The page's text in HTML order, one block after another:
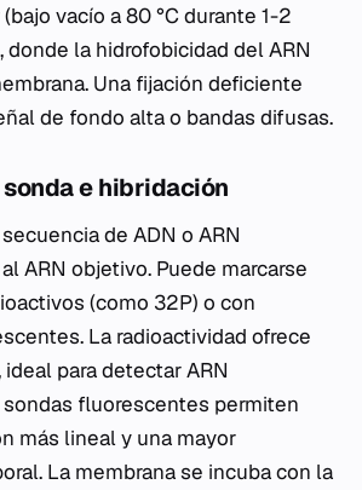
vacío a 80 °C durante 1-2
donde la hidrofobicidad del ARN
Una fijación deficiente
de fondo alta o bandas difusas.
e hibridación
de ADN o ARN
ARN objetivo. Puede marcarse
(como 32P) o con
La radioactividad ofrece
para detectar ARN
fluorescentes permiten
más lineal y una mayor
La membrana se incuba con la